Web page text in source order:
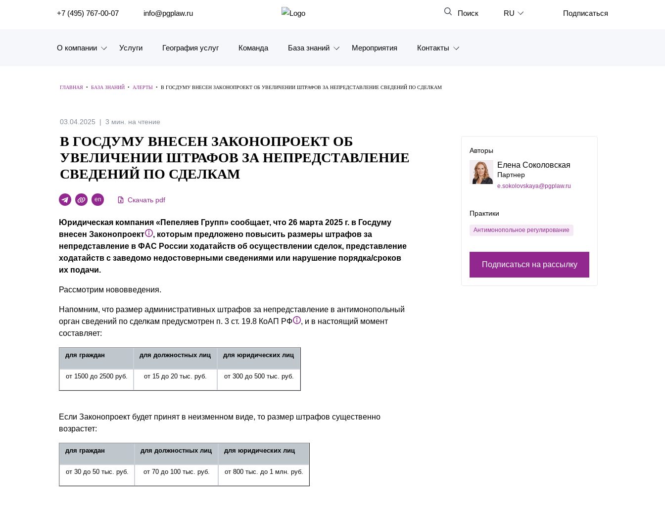
ПОИСК ПО САЙТУ Закрыть
+7 (495) 767-00-07 info@pgplaw.ru Поиск RU
日本語
Português
Подписаться
О компании
Наш опыт
Рейтинги, Награды, Цифры
Почему «Пепеляев Групп»?
Обращение Управляющего
Партнера
Социальная
Услуги География услуг Команда База знаний
Видео
Презентации экспертов
Брошюры
Мероприятия Контакты
ГЛАВНАЯ • БАЗА ЗНАНИЙ • АЛЕРТЫ • В ГОСДУМУ ВНЕСЕН ЗАКОНОПРОЕКТ ОБ УВЕЛИЧЕНИИ ШТРАФОВ ЗА НЕПРЕДСТАВЛЕНИЕ СВЕДЕНИЙ ПО СДЕЛКАМ
03.04.2025 3 мин. на чтение
В ГОСДУМУ ВНЕСЕН ЗАКОНОПРОЕКТ ОБ
УВЕЛИЧЕНИИ ШТРАФОВ ЗА НЕПРЕДСТАВЛЕНИЕ
СВЕДЕНИЙ ПО СДЕЛКАМ
en Скачать pdf
Юридическая компания «Пепеляев Групп» сообщает, что 26 марта 2025 г. в Госдуму
внесен Законопроект
, которым предложено повысить размеры штрафов за
непредставление в ФАС России ходатайств об осуществлении сделок, представление
ходатайств с заведомо недостоверными сведениями или нарушение порядка/сроков
их подачи.
Рассмотрим нововведения.
Напомним, что размер административных штрафов за непредставление в антимонопольный
орган сведений по сделкам предусмотрен п. 3 ст. 19.8 КоАП РФ
, и в настоящий момент
составляет:
для граждан для должностных лиц для юридических лиц
от 1500 до 2500 руб. от 15 до 20 тыс. руб. от 300 до 500 тыс. руб.
Если Законопроект будет принят в неизменном виде, то размер штрафов существенно
возрастет:
для граждан для должностных лиц для юридических лиц
от 30 до 50 тыс. руб. от 70 до 100 тыс. руб. от 800 тыс. до 1 млн. руб.
Авторы
Елена Соколовская
Партнер
e.sokolovskaya@pgplaw.ru
Практики
Антимонопольное регулирование
Подписаться на рассылку